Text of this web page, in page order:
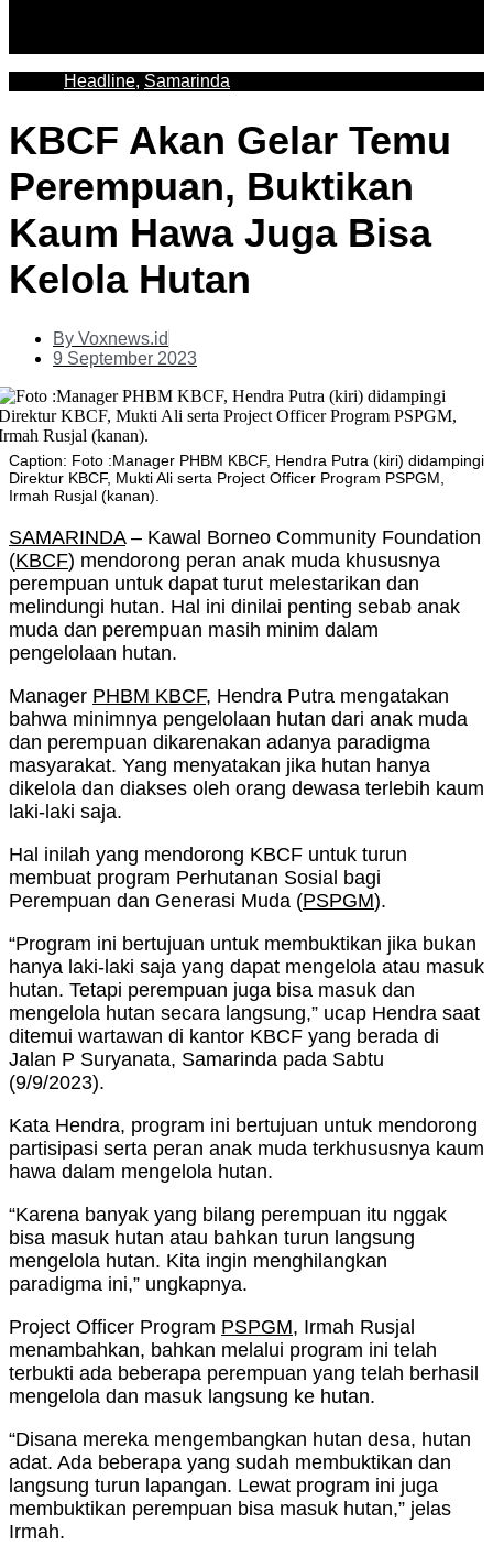
Headline, Samarinda
KBCF Akan Gelar Temu
Perempuan, Buktikan
Kaum Hawa Juga Bisa
Kelola Hutan
By Voxnews.id
9 September 2023
Caption: Foto :Manager PHBM KBCF, Hendra Putra (kiri) didampingi
Direktur KBCF, Mukti Ali serta Project Officer Program PSPGM,
Irmah Rusjal (kanan).
SAMARINDA– Kawal Borneo Community Foundation
(KBCF) mendorong peran anak muda khususnya
perempuan untuk dapat turut melestarikan dan
melindungi hutan. Hal ini dinilai penting sebab anak
muda dan perempuan masih minim dalam
pengelolaan hutan.
Manager PHBM KBCF, Hendra Putra mengatakan
bahwa minimnya pengelolaan hutan dari anak muda
dan perempuan dikarenakan adanya paradigma
masyarakat. Yang menyatakan jika hutan hanya
dikelola dan diakses oleh orang dewasa terlebih kaum
laki-laki saja.
Hal inilah yang mendorong KBCF untuk turun
membuat program Perhutanan Sosial bagi
Perempuan dan Generasi Muda (PSPGM).
“Program ini bertujuan untuk membuktikan jika bukan
hanya laki-laki saja yang dapat mengelola atau masuk
hutan. Tetapi perempuan juga bisa masuk dan
mengelola hutan secara langsung,” ucap Hendra saat
ditemui wartawan di kantor KBCF yang berada di
Jalan P Suryanata, Samarinda pada Sabtu
(9/9/2023).
Kata Hendra, program ini bertujuan untuk mendorong
partisipasi serta peran anak muda terkhususnya kaum
hawa dalam mengelola hutan.
“Karena banyak yang bilang perempuan itu nggak
bisa masuk hutan atau bahkan turun langsung
mengelola hutan. Kita ingin menghilangkan
paradigma ini,” ungkapnya.
Project Officer Program PSPGM, Irmah Rusjal
menambahkan, bahkan melalui program ini telah
terbukti ada beberapa perempuan yang telah berhasil
mengelola dan masuk langsung ke hutan.
“Disana mereka mengembangkan hutan desa, hutan
adat. Ada beberapa yang sudah membuktikan dan
langsung turun lapangan. Lewat program ini juga
membuktikan perempuan bisa masuk hutan,” jelas
Irmah.